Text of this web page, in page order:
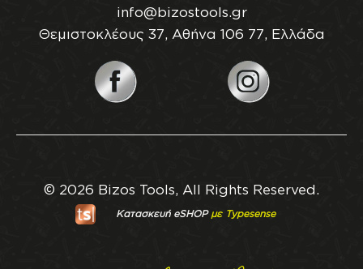
info@bizostools.gr
Θεμιστοκλέους 37, Αθήνα 106 77, Ελλάδα
© 2026 Bizos Tools, All Rights Reserved.
Κατασκευή eSHOPμε Typesense